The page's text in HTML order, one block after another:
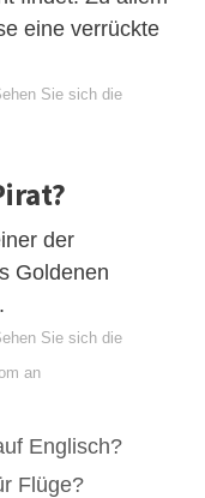
eine verrückte
Sie sich die
der
Goldenen
Sie sich die
an
Englisch?
Flüge?